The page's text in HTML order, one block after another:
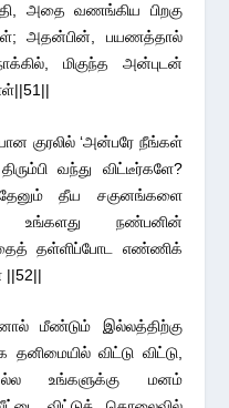
அதை வணங்கிய பிறகு
அதன்பின், பயணத்தால்
மிகுந்த அன்புடன்
குரலில் ‘அன்பரே நீங்கள்
வந்து விட்டீர்களே?
தீய சகுனங்களை
உங்களது நண்பனின்
தள்ளிப்போட எண்ணிக்
||52||
மீண்டும் இல்லத்திற்கு
விட்டு விட்டு,
உங்களுக்கு மனம்